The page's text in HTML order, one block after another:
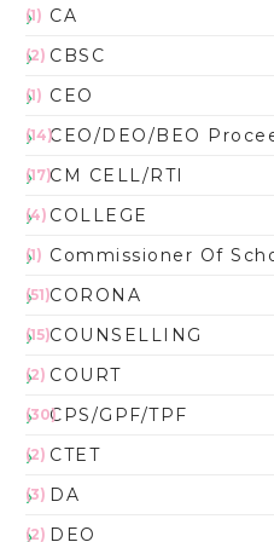
CA
(1)
CBSC
(2)
CEO
(1)
CEO/DEO/BEO
(14)
CM CELL/RTI
(17)
COLLEGE
(4)
Commissioner Of
(1)
CORONA
(51)
COUNSELLING
(15)
COURT
(2)
CPS/GPF/TPF
(30)
CTET
(2)
DA
(3)
DEO
(2)